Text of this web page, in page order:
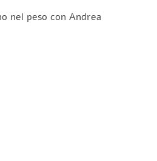
nel peso con Andrea